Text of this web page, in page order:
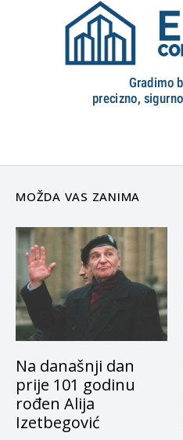
MOŽDA VAS ZANIMA
Na današnji dan
prije 101 godinu
rođen Alija
Izetbegović